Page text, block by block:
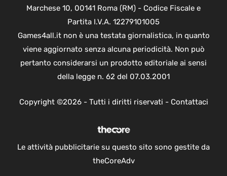
Marchese 10, 00141 Roma (RM) - Codice Fiscale e
Partita I.V.A. 12279101005
Games4all.it non è una testata giornalistica, in quanto
viene aggiornato senza alcuna periodicità. Non può
pertanto considerarsi un prodotto editoriale ai sensi
della legge n. 62 del 07.03.2001
Copyright ©2026 - Tutti i diritti riservati - Contattaci
Le attività pubblicitarie su questo sito sono gestite da
theCoreAdv